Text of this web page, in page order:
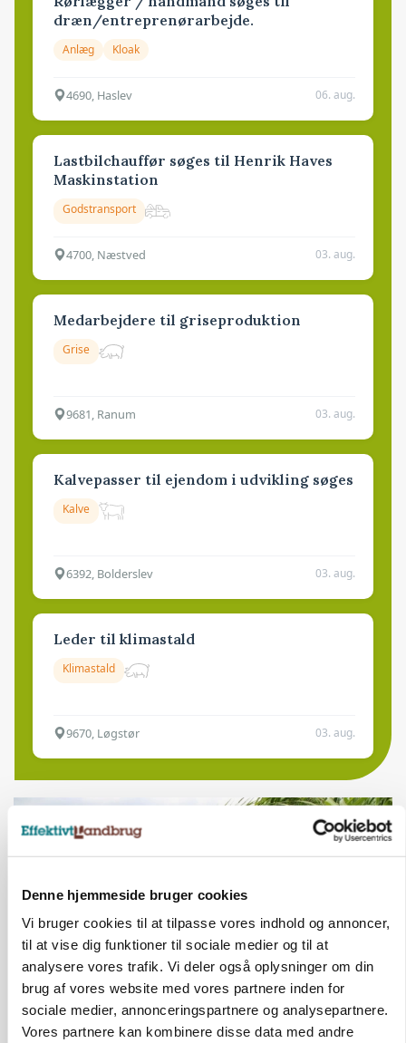
Denne hjemmeside bruger cookies
Vi bruger cookies til at tilpasse vores indhold og annoncer,
til at vise dig funktioner til sociale medier og til at
analysere vores trafik. Vi deler også oplysninger om din
brug af vores website med vores partnere inden for
sociale medier, annonceringspartnere og analysepartnere.
Vores partnere kan kombinere disse data med andre
dræn/entreprenørarbejde.
Anlæg Kloak
4690, Haslev 06. aug.
Lastbilchauffør søges til Henrik Haves
Maskinstation
Godstransport
4700, Næstved 03. aug.
Medarbejdere til griseproduktion
Grise
9681, Ranum 03. aug.
Kalvepasser til ejendom i udvikling søges
Kalve
6392, Bolderslev 03. aug.
Leder til klimastald
Klimastald
9670, Løgstør 03. aug.
ARRANGEMENT
Markvandring sætter fokus på elefantgræs